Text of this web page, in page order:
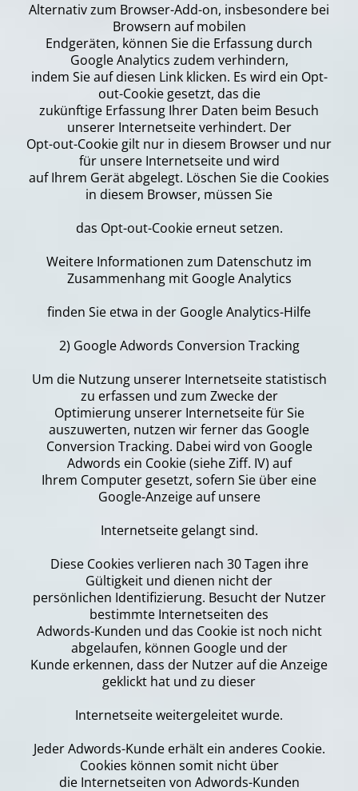
Alternativ zum Browser-Add-on, insbesondere bei
Browsern auf mobilen
Endgeräten, können Sie die Erfassung durch
Google Analytics zudem verhindern,
indem Sie auf diesen Link klicken. Es wird ein Opt-
out-Cookie gesetzt, das die
zukünftige Erfassung Ihrer Daten beim Besuch
unserer Internetseite verhindert. Der
Opt-out-Cookie gilt nur in diesem Browser und nur
für unsere Internetseite und wird
auf Ihrem Gerät abgelegt. Löschen Sie die Cookies
in diesem Browser, müssen Sie
das Opt-out-Cookie erneut setzen.
Weitere Informationen zum Datenschutz im
Zusammenhang mit Google Analytics
finden Sie etwa in der Google Analytics-Hilfe
2) Google Adwords Conversion Tracking
Um die Nutzung unserer Internetseite statistisch
zu erfassen und zum Zwecke der
Optimierung unserer Internetseite für Sie
auszuwerten, nutzen wir ferner das Google
Conversion Tracking. Dabei wird von Google
Adwords ein Cookie (siehe Ziff. IV) auf
Ihrem Computer gesetzt, sofern Sie über eine
Google-Anzeige auf unsere
Internetseite gelangt sind.
Diese Cookies verlieren nach 30 Tagen ihre
Gültigkeit und dienen nicht der
persönlichen Identifizierung. Besucht der Nutzer
bestimmte Internetseiten des
Adwords-Kunden und das Cookie ist noch nicht
abgelaufen, können Google und der
Kunde erkennen, dass der Nutzer auf die Anzeige
geklickt hat und zu dieser
Internetseite weitergeleitet wurde.
Jeder Adwords-Kunde erhält ein anderes Cookie.
Cookies können somit nicht über
die Internetseiten von Adwords-Kunden